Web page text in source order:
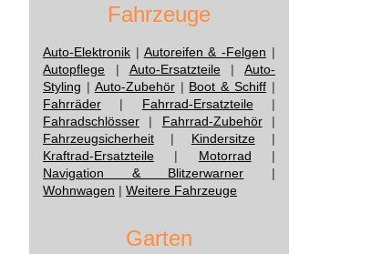
Fahrzeuge
Auto-Elektronik | Autoreifen & -Felgen |
Autopflege | Auto-Ersatzteile| Auto-
Styling | Auto-Zubehör| Boot & Schiff |
Fahrräder | Fahrrad-Ersatzteile|
Fahradschlösser | Fahrrad-Zubehör|
Fahrzeugsicherheit | Kindersitze|
Kraftrad-Ersatzteile | Motorrad |
Navigation & Blitzerwarner |
Wohnwagen | Weitere Fahrzeuge
Garten